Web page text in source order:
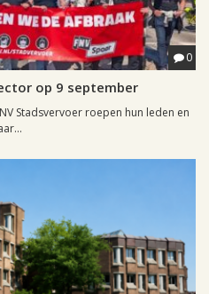
0
op 9 september
Stadsvervoer roepen hun leden en